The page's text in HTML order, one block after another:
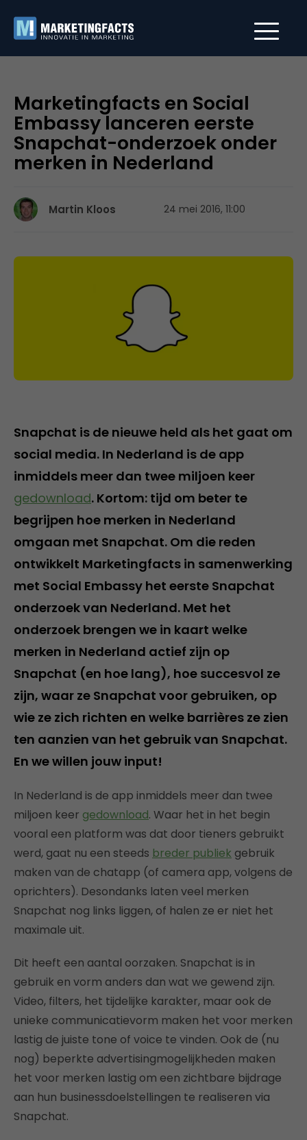
Marketingfacts en Social
Embassy lanceren eerste
Snapchat-onderzoek onder
merken in Nederland
Martin Kloos 24 mei 2016, 11:00
Snapchat is de nieuwe held als het gaat om
social media. In Nederland is de app
inmiddels meer dan twee miljoen keer
gedownload. Kortom: tijd om beter te
begrijpen hoe merken in Nederland
omgaan met Snapchat. Om die reden
ontwikkelt Marketingfacts in samenwerking
met Social Embassy het eerste Snapchat
onderzoek van Nederland. Met het
onderzoek brengen we in kaart welke
merken in Nederland actief zijn op
Snapchat (en hoe lang), hoe succesvol ze
zijn, waar ze Snapchat voor gebruiken, op
wie ze zich richten en welke barrières ze zien
ten aanzien van het gebruik van Snapchat.
En we willen jouw input!
In Nederland is de app inmiddels meer dan twee
miljoen keer gedownload. Waar het in het begin
vooral een platform was dat door tieners gebruikt
werd, gaat nu een steeds breder publiek gebruik
maken van de chatapp (of camera app, volgens de
oprichters). Desondanks laten veel merken
Snapchat nog links liggen, of halen ze er niet het
maximale uit.
Dit heeft een aantal oorzaken. Snapchat is in
gebruik en vorm anders dan wat we gewend zijn.
Video, filters, het tijdelijke karakter, maar ook de
unieke communicatievorm maken het voor merken
lastig de juiste tone of voice te vinden. Ook de (nu
nog) beperkte advertisingmogelijkheden maken
het voor merken lastig om een zichtbare bijdrage
aan hun businessdoelstellingen te realiseren via
Snapchat.